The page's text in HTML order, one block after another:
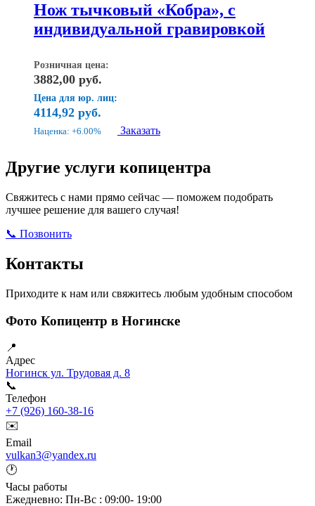
Нож тычковый «Кобра», с
индивидуальной гравировкой
Розничная цена:
3882,00 руб.
Цена для юр. лиц:
4114,92 руб.
Наценка: +6.00% Заказать
Другие услуги копицентра
Свяжитесь с нами прямо сейчас — поможем подобрать
лучшее решение для вашего случая!
📞 Позвонить
Контакты
Приходите к нам или свяжитесь любым удобным способом
Фото Копицентр в Ногинске
📍
Адрес
Ногинск ул. Трудовая д. 8
📞
Телефон
+7 (926) 160-38-16
✉️
Email
vulkan3@yandex.ru
🕐
Часы работы
Ежедневно: Пн-Вс : 09:00- 19:00